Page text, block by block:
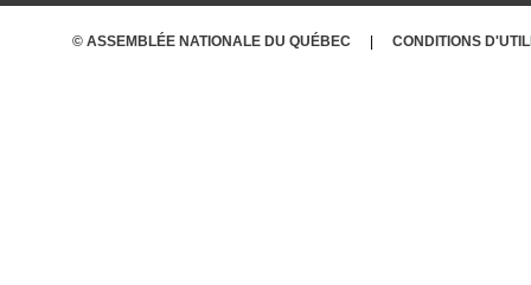
© ASSEMBLÉE NATIONALE DU QUÉBEC CONDITIONS